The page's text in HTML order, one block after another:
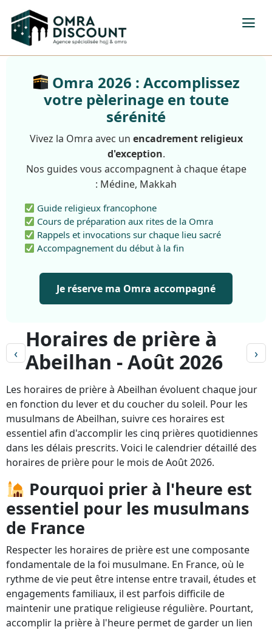
Omra 2026 : Accomplissez
votre pèlerinage en toute
sérénité
Vivez la Omra avec un encadrement religieux
d'exception.
Nos guides vous accompagnent à chaque étape
: Médine, Makkah
Guide religieux francophone
Cours de préparation aux rites de la Omra
Rappels et invocations sur chaque lieu sacré
Accompagnement du début à la fin
Je réserve ma Omra accompagné
‹
Horaires de prière à
Abeilhan - Août 2026
›
Les horaires de prière à Abeilhan évoluent chaque jour
en fonction du lever et du coucher du soleil. Pour les
musulmans de Abeilhan, suivre ces horaires est
essentiel afin d'accomplir les cinq prières quotidiennes
dans les délais prescrits. Voici le calendrier détaillé des
horaires de prière pour le mois de Août 2026.
Pourquoi prier à l'heure est
essentiel pour les musulmans
de France
Respecter les horaires de prière est une composante
fondamentale de la foi musulmane. En France, où le
rythme de vie peut être intense entre travail, études et
engagements familiaux, il est parfois difficile de
maintenir une pratique religieuse régulière. Pourtant,
accomplir la prière à l'heure permet de garder un lien